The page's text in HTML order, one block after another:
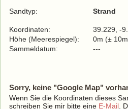
Sandtyp: Strand
Koordinaten:
39.229, -
Höhe (Meerespiegel):
0m (±
Sammeldatum:
---
Sorry, keine "Google Map"
Wenn Sie die Koordinaten dieses
schreiben Sie mir bitte eine E-Mail .